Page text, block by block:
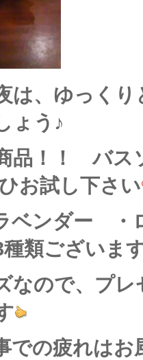
は、ゆっく
ょう♪
品！！ バス
お試し下さい
ベンダー ・
類ございま
なので、プ
での疲れはお